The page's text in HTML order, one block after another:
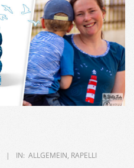
IN: ALLGEMEIN, RAPELLI